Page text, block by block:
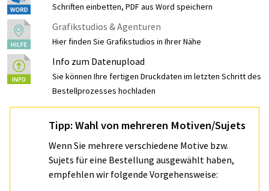
Schriften einbetten, PDF aus Word speichern
Grafikstudios & Agenturen
Hier finden Sie Grafikstudios in Ihrer Nähe
Info zum Datenupload
Sie können Ihre fertigen Druckdaten im letzten Schritt des
Bestellprozesses hochladen
Tipp: Wahl von mehreren Motiven/Sujets
Wenn Sie mehrere verschiedene Motive bzw.
Sujets für eine Bestellung ausgewählt haben,
empfehlen wir folgende Vorgehensweise: